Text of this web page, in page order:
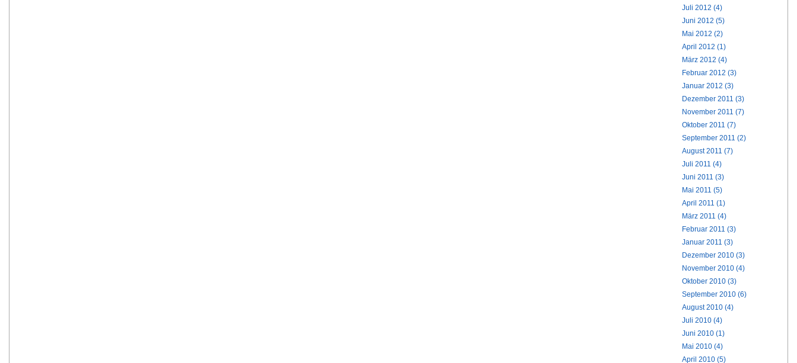
Juli 2012 (4)
Juni 2012 (5)
Mai 2012 (2)
April 2012 (1)
März 2012 (4)
Februar 2012 (3)
Januar 2012 (3)
Dezember 2011 (3)
November 2011 (7)
Oktober 2011 (7)
September 2011 (2)
August 2011 (7)
Juli 2011 (4)
Juni 2011 (3)
Mai 2011 (5)
April 2011 (1)
März 2011 (4)
Februar 2011 (3)
Januar 2011 (3)
Dezember 2010 (3)
November 2010 (4)
Oktober 2010 (3)
September 2010 (6)
August 2010 (4)
Juli 2010 (4)
Juni 2010 (1)
Mai 2010 (4)
April 2010 (5)